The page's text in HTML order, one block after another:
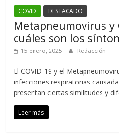
COVID DESTACADO
Metapneumovirus y
cuáles son los
15 enero, 2025 Redacción
El COVID-19 y el
infecciones respiratorias
presentan ciertas similitudes y
Leer más